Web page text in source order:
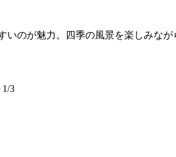
のが魅力。四季の風景を楽しみなが
3